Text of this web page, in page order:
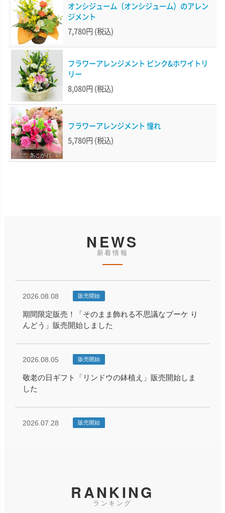
オンシジューム（オンシジューム）のアレン
ジメント
7,780円 (税込)
フラワーアレンジメント ピンク&ホワイトリ
リー
8,080円 (税込)
フラワーアレンジメント 憧れ
5,780円 (税込)